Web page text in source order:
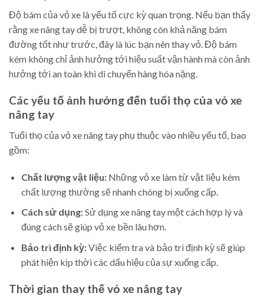
Độ bám của vỏ xe là yếu tố cực kỳ quan trọng. Nếu bạn thấy
rằng xe nâng tay dễ bị trượt, không còn khả năng bám
đường tốt như trước, đây là lúc bạn nên thay vỏ. Độ bám
kém không chỉ ảnh hưởng tới hiệu suất vận hành mà còn ảnh
hưởng tới an toàn khi di chuyển hàng hóa nặng.
Các yếu tố ảnh hưởng đến tuổi thọ của vỏ xe
nâng tay
Tuổi thọ của vỏ xe nâng tay phụ thuộc vào nhiều yếu tố, bao
gồm:
Chất lượng vật liệu:Những vỏ xe làm từ vật liệu kém
chất lượng thường sẽ nhanh chóng bị xuống cấp.
Cách sử dụng:Sử dụng xe nâng tay một cách hợp lý và
đúng cách sẽ giúp vỏ xe bền lâu hơn.
Bảo trì định kỳ:Việc kiểm tra và bảo trì định kỳ sẽ giúp
phát hiện kịp thời các dấu hiệu của sự xuống cấp.
Thời gian thay thế vỏ xe nâng tay